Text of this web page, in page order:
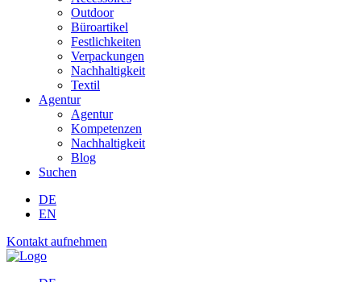
Outdoor
Büroartikel
Festlichkeiten
Verpackungen
Nachhaltigkeit
Textil
Agentur
Agentur
Kompetenzen
Nachhaltigkeit
Blog
Suchen
DE
EN
Kontakt aufnehmen